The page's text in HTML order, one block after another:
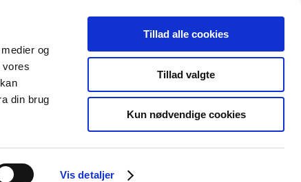
og
din brug
Vis detaljer
Tillad alle cookies
Tillad valgte
Kun nødvendige cookies
Særlige
produktområder